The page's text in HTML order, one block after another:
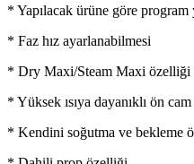
* Yapılacak ürüne göre
* Faz hız ayarlanabilmesi
* Dry Maxi/Steam Maxi özelliği
* Yüksek ısıya dayanıklı ön cam
* Kendini soğutma ve bekleme